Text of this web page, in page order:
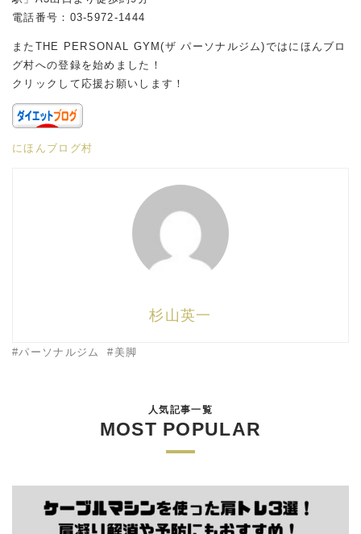
電話番号：03-5972-1444
またTHE PERSONAL GYM(ザ パーソナルジム)ではにほんブロ
グ村への登録を始めました！
クリックして応援お願いします！
にほんブログ村
杉山英一
パーソナルジム 美脚
人気記事一覧
MOST POPULAR